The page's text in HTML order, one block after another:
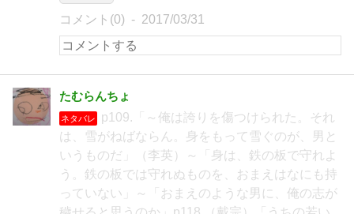
コメント(0) 2017/03/31
たむらんちょ
ネタバレ
p109.「～俺は誇りを傷つけられた。それ
は、雪がねばならん。身をもって雪ぐのが、男と
いうものだ」（李英）～「身は、鉄の板で守れよ
う。鉄の板では守れぬものを、おまえはなにも持
っていない」～「おまえのような男に、俺の志が